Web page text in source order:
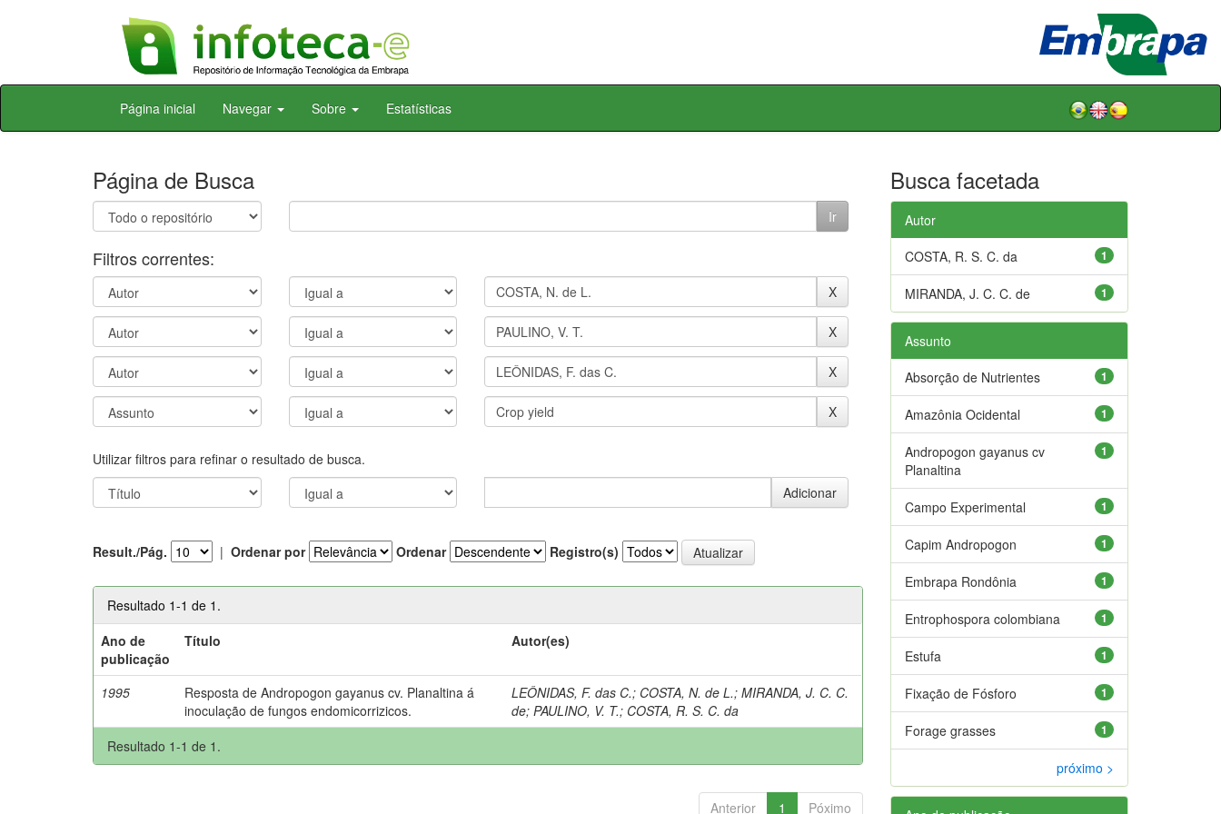
Skip
Página inicial Navegar Sobre Estatísticas
Página de Busca
Filtros correntes:
Utilizar filtros para refinar o resultado de busca.
Result./Pág. | Ordenar por Ordenar Registro(s)
Resultado 1-1 de 1.
Ano de
publicação
Título Autor(es)
1995
Resposta de Andropogon gayanus cv. Planaltina á
inoculação de fungos endomicorrizicos.
LEÔNIDAS, F. das C.; COSTA, N. de L.;MIRANDA, J. C. C.
de;PAULINO, V. T.; COSTA, R. S. C. da
Resultado 1-1 de 1.
Anterior 1 Póximo
Busca facetada
Autor
1
COSTA, R. S. C. da
1
MIRANDA, J. C. C. de
Assunto
1
Absorção de Nutrientes
1
Amazônia Ocidental
1
Andropogon gayanus cv
Planaltina
1
Campo Experimental
1
Capim Andropogon
1
Embrapa Rondônia
1
Entrophospora colombiana
1
Estufa
1
Fixação de Fósforo
1
Forage grasses
próximo >